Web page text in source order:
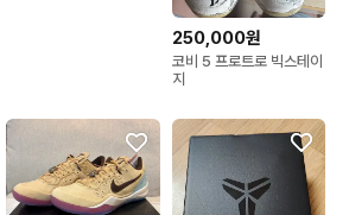
250,000원
코비 5 프로트로 빅스테이
지